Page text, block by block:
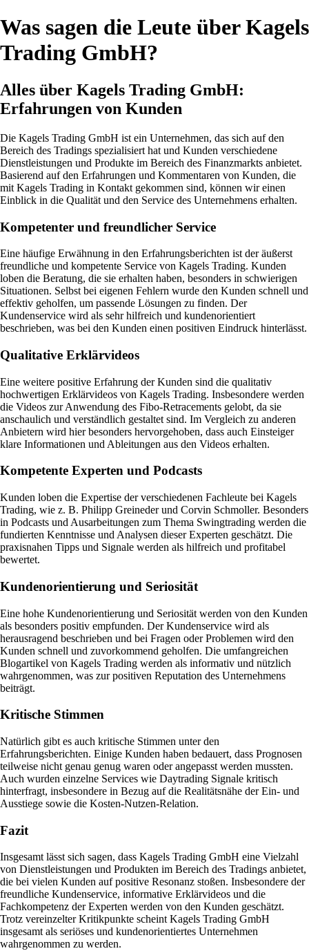
Was sagen die Leute über Kagels
Trading GmbH?
Alles über Kagels Trading GmbH:
Erfahrungen von Kunden
Die Kagels Trading GmbH ist ein Unternehmen, das sich auf den
Bereich des Tradings spezialisiert hat und Kunden verschiedene
Dienstleistungen und Produkte im Bereich des Finanzmarkts anbietet.
Basierend auf den Erfahrungen und Kommentaren von Kunden, die
mit Kagels Trading in Kontakt gekommen sind, können wir einen
Einblick in die Qualität und den Service des Unternehmens erhalten.
Kompetenter und freundlicher Service
Eine häufige Erwähnung in den Erfahrungsberichten ist der äußerst
freundliche und kompetente Service von Kagels Trading. Kunden
loben die Beratung, die sie erhalten haben, besonders in schwierigen
Situationen. Selbst bei eigenen Fehlern wurde den Kunden schnell und
effektiv geholfen, um passende Lösungen zu finden. Der
Kundenservice wird als sehr hilfreich und kundenorientiert
beschrieben, was bei den Kunden einen positiven Eindruck hinterlässt.
Qualitative Erklärvideos
Eine weitere positive Erfahrung der Kunden sind die qualitativ
hochwertigen Erklärvideos von Kagels Trading. Insbesondere werden
die Videos zur Anwendung des Fibo-Retracements gelobt, da sie
anschaulich und verständlich gestaltet sind. Im Vergleich zu anderen
Anbietern wird hier besonders hervorgehoben, dass auch Einsteiger
klare Informationen und Ableitungen aus den Videos erhalten.
Kompetente Experten und Podcasts
Kunden loben die Expertise der verschiedenen Fachleute bei Kagels
Trading, wie z. B. Philipp Greineder und Corvin Schmoller. Besonders
in Podcasts und Ausarbeitungen zum Thema Swingtrading werden die
fundierten Kenntnisse und Analysen dieser Experten geschätzt. Die
praxisnahen Tipps und Signale werden als hilfreich und profitabel
bewertet.
Kundenorientierung und Seriosität
Eine hohe Kundenorientierung und Seriosität werden von den Kunden
als besonders positiv empfunden. Der Kundenservice wird als
herausragend beschrieben und bei Fragen oder Problemen wird den
Kunden schnell und zuvorkommend geholfen. Die umfangreichen
Blogartikel von Kagels Trading werden als informativ und nützlich
wahrgenommen, was zur positiven Reputation des Unternehmens
beiträgt.
Kritische Stimmen
Natürlich gibt es auch kritische Stimmen unter den
Erfahrungsberichten. Einige Kunden haben bedauert, dass Prognosen
teilweise nicht genau genug waren oder angepasst werden mussten.
Auch wurden einzelne Services wie Daytrading Signale kritisch
hinterfragt, insbesondere in Bezug auf die Realitätsnähe der Ein- und
Ausstiege sowie die Kosten-Nutzen-Relation.
Fazit
Insgesamt lässt sich sagen, dass Kagels Trading GmbH eine Vielzahl
von Dienstleistungen und Produkten im Bereich des Tradings anbietet,
die bei vielen Kunden auf positive Resonanz stoßen. Insbesondere der
freundliche Kundenservice, informative Erklärvideos und die
Fachkompetenz der Experten werden von den Kunden geschätzt.
Trotz vereinzelter Kritikpunkte scheint Kagels Trading GmbH
insgesamt als seriöses und kundenorientiertes Unternehmen
wahrgenommen zu werden.